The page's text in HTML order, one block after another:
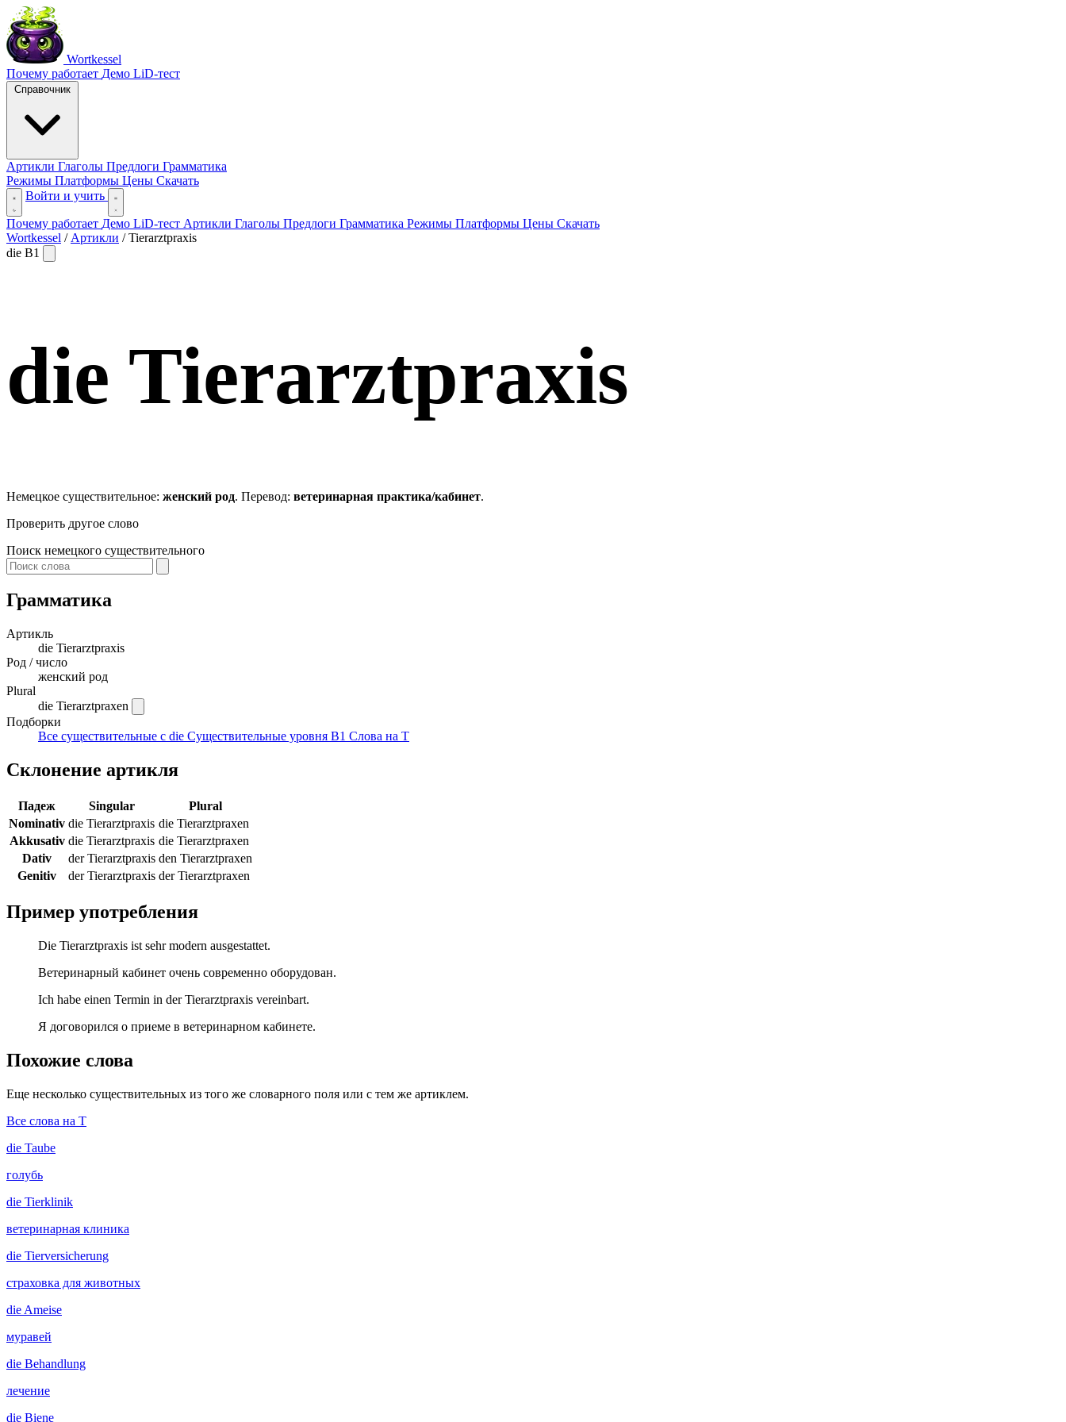
Wortkessel
Почему работает Демо LiD-тест
Справочник
Артикли Глаголы Предлоги Грамматика
Режимы Платформы Цены Скачать
Войти и учить
Почему работает Демо LiD-тест Артикли Глаголы Предлоги Грамматика Режимы Платформы Цены Скачать
Wortkessel / Артикли / Tierarztpraxis
die B1
die Tierarztpraxis
Немецкое существительное: женский род. Перевод: ветеринарная практика/кабинет.
Проверить другое слово
Поиск немецкого существительного
Грамматика
Артикль
die Tierarztpraxis
Род / число
женский род
Plural
die Tierarztpraxen
Подборки
Все существительные с die Существительные уровня B1 Слова на T
Склонение артикля
Падеж Singular
Plural
Nominativ die Tierarztpraxis die Tierarztpraxen
Akkusativ die Tierarztpraxis die Tierarztpraxen
Dativ
der Tierarztpraxis den Tierarztpraxen
Genitiv
der Tierarztpraxis der Tierarztpraxen
Пример употребления
Die Tierarztpraxis ist sehr modern ausgestattet.
Ветеринарный кабинет очень современно оборудован.
Ich habe einen Termin in der Tierarztpraxis vereinbart.
Я договорился о приеме в ветеринарном кабинете.
Похожие слова
Еще несколько существительных из того же словарного поля или с тем же артиклем.
Все слова на T
die Taube
голубь
die Tierklinik
ветеринарная клиника
die Tierversicherung
страховка для животных
die Ameise
муравей
die Behandlung
лечение
die Biene